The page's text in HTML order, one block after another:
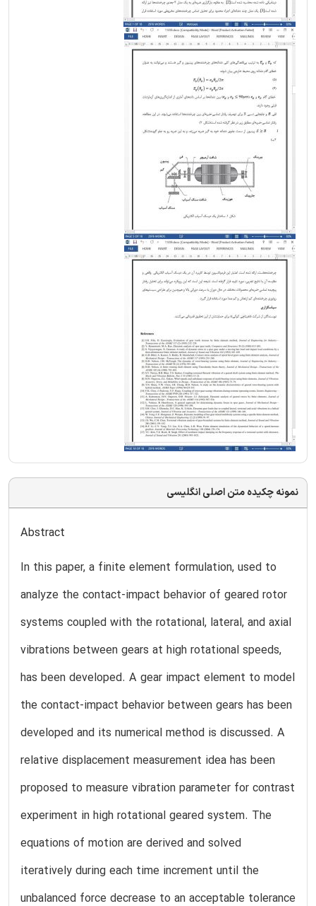
نمونه چکیده متن اصلی انگلیسی
Abstract
In this paper, a finite element formulation, used to
analyze the contact-impact behavior of geared rotor
systems coupled with the rotational, lateral, and axial
vibrations between gears at high rotational speeds,
has been developed. A gear impact element to model
the contact-impact behavior between gears has been
developed and its numerical method is discussed. A
relative displacement measurement idea has been
proposed to measure vibration parameter for contrast
experiment in high rotational geared system. The
equations of motion are derived and solved
iteratively during each time increment until the
unbalanced force decrease to an acceptable tolerance